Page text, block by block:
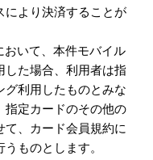
により決済することが
おいて、本件モバイル
した場合、利用者は指
グ利用したものとみな
指定カードのその他の
て、カード会員規約に
ものとします。